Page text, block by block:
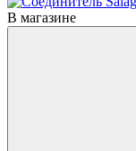
В магазине